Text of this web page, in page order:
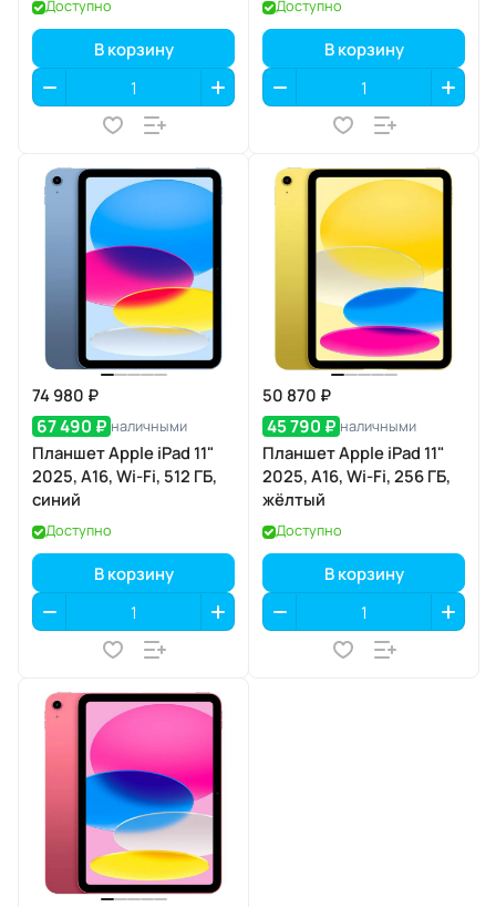
Доступно
В корзину
Доступно
В корзину
74 980 ₽
67 490 ₽ наличными
Планшет Apple iPad 11"
2025, A16, Wi-Fi, 512 ГБ,
синий
Доступно
В корзину
50 870 ₽
45 790 ₽ наличными
Планшет Apple iPad 11"
2025, A16, Wi-Fi, 256 ГБ,
жёлтый
Доступно
В корзину